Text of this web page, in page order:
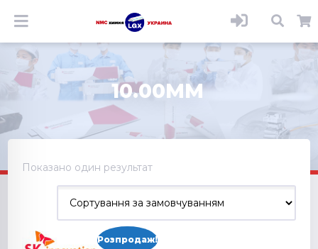
10.00MM
Показано один результат
Розпродаж!